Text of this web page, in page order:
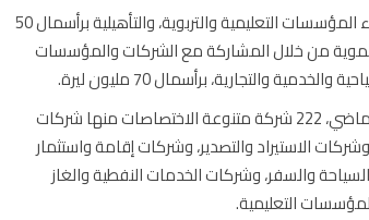
وتم ترخيص "شركة العلياء للمدارس التعليمية" المتخصصة بإقامة وإنشاء المؤسسات التعليمية والتربوية، والتأهيلية برأسمال 50
من خلال المشاركة مع الشركات والمؤسسات
والتجارية، برأسمال 70 مليون ليرة.
وبلغ عدد الشركات المرخصة منذ بداية العام الجاري حتى نهاية الشهر الماضي، 222 شركة متنوعة الاختصاصات منها شركات
وشركات الاستيراد والتصدير، وشركات إقامة واستثمار
والسفر، وشركات الخدمات النفطية والغاز
التعليمية.